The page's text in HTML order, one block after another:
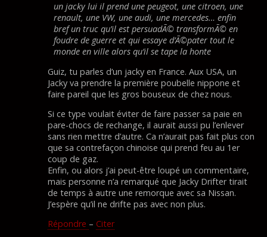
un jacky lui il prend une peugeot, une citroen, une
renault, une VW, une audi, une mercedes… enfin
bref un truc qu’il est persuadÃ© transformÃ© en
foudre de guerre et qui essaye d’Ã©pater tout le
monde en ville alors qu’il se tape la honte
Guiz, tu parles d’un jacky en France. Aux USA, un
Jacky va prendre la première poubelle nippone et
faire pareil que les gros bouseux de chez nous.
Si ce type voulait éviter de faire passer sa paie en
pare-chocs de rechange, il aurait aussi pu l’enlever
sans rien mettre d’autre. Ca n’aurait pas fait plus con
que sa contrefaçon chinoise qui prend feu au 1er
coup de gaz.
Enfin, ou alors j’ai peut-être loupé un commentaire,
mais personne n’a remarqué que Jacky Drifter tirait
de temps à autre une remorque avec sa Nissan.
J’espère qu’il ne drifte pas avec non plus.
Répondre – Citer